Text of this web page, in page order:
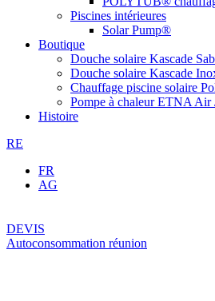
Piscines intérieures
Solar Pump®
Boutique
Douche solaire Kascade
Douche solaire Kascade
Chauffage piscine solaire
Pompe à chaleur ETNA
Histoire
RE
FR
AG
DEVIS
Autoconsommation réunion